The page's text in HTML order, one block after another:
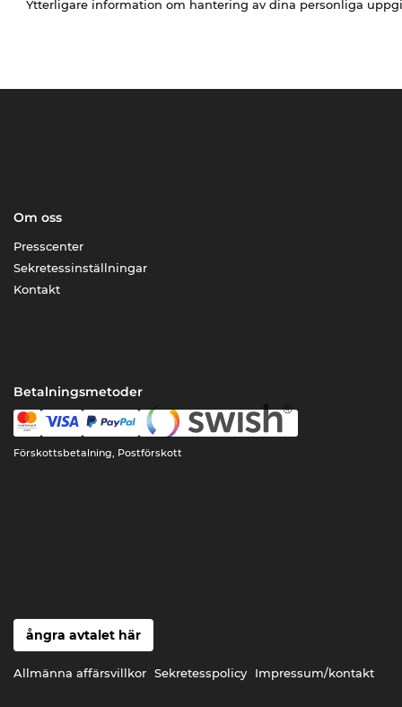
Ytterligare information om hantering av dina personliga
Om oss
Presscenter
Sekretessinställningar
Kontakt
Betalningsmetoder
Förskottsbetalning, Postförskott
ångra avtalet här
Allmänna affärsvillkor Sekretesspolicy Impressum/kontakt